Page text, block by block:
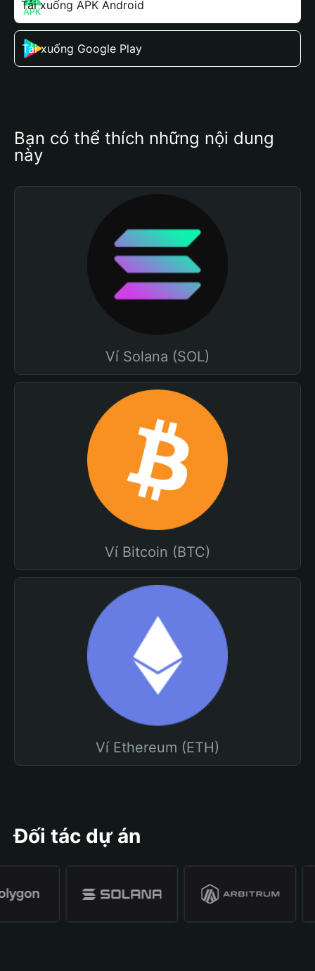
Tải xuống APK Android
Tải xuống Google Play
Bạn có thể thích những nội dung
này
Ví Solana (SOL)
Ví Bitcoin (BTC)
Ví Ethereum (ETH)
Đối tác dự án